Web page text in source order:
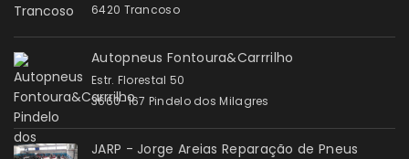
6420 Trancoso
Autopneus Fontoura&Carrrilho
Estr. Florestal 50
3660-167 Pindelo dos Milagres
JARP - Jorge Areias Reparação de Pneus